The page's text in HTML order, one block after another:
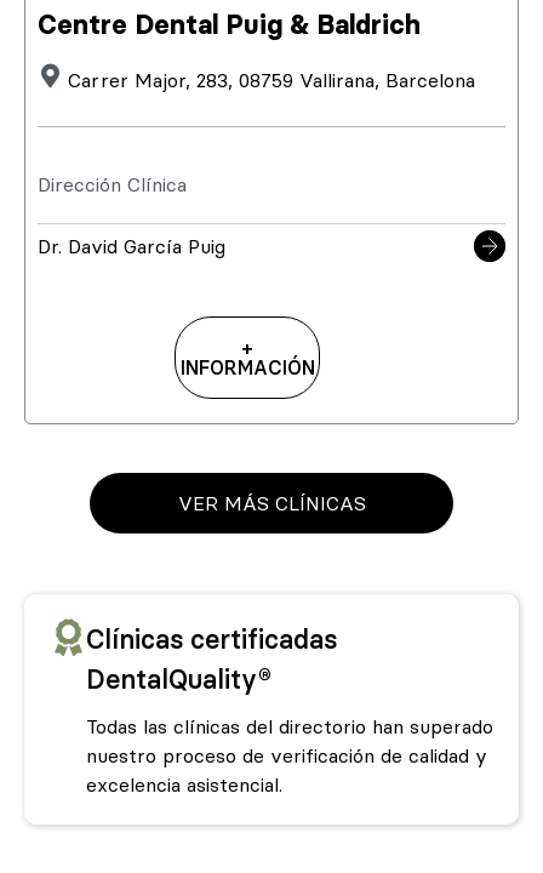
Centre Dental Puig & Baldrich
Carrer Major, 283, 08759 Vallirana, Barcelona
Dirección Clínica
Dr. David García Puig
+
INFORMACIÓN
VER MÁS CLÍNICAS
Clínicas certificadas
DentalQuality®
Todas las clínicas del directorio han superado
nuestro proceso de verificación de calidad y
excelencia asistencial.